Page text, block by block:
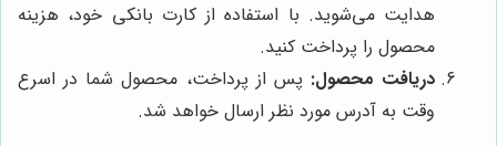
هدایت می‌شوید. با استفاده از کارت بانکی خود، هزینه
محصول را پرداخت کنید.
دریافت محصول: پس از پرداخت، محصول شما در اسرع
وقت به آدرس مورد نظر ارسال خواهد شد.